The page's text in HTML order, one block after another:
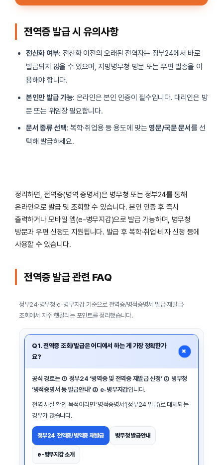
전역증 발급 시 유의사항
전산화 여부: 전산화 이전의 오래된 전역자는 정부24에서 바로
발급되지 않을 수 있으며, 지방병무청 방문 또는 우편 발송을 이
용해야 합니다.
본인만 발급 가능: 온라인은 본인 인증이 필수입니다. 대리인은 방
문 또는 위임장 필요합니다.
문서 종류 선택: 복학·취업용 등 용도에 맞는영문/국문 문서를 선
택해 발급하세요.
정리하면, 전역증(병역 증명서)은 병무청 또는 정부24를 통해
온라인으로 발급 및 조회할 수 있습니다. 본인 인증 후 즉시
출력하거나 모바일 앱(e-병무지갑)으로 발급 가능하며, 병무청
방문과 우편 신청도 지원됩니다. 발급 후 복학·취업·비자 신청 등에
사용할 수 있습니다.
전역증 발급 관련 FAQ
정부24·병무청·e-병무지갑 기준으로 전역증/병적증명서 발급·재발급·
조회에서 자주 헷갈리는 포인트를 정리했습니다.
Q1. 전역증 조회/발급은 어디에서 하는 게 가장 정확한가
요?
+
공식 경로는 ① 정부24 ‘병역증 및 전역증 재발급 신청’ ② 병무청
‘병적증명서 등 발급안내’ ③ e-병무지갑입니다.
전역 사실 확인 목적이라면 ‘병적증명서’(정부24 발급)로 대체되는
경우가 많습니다.
정부24 전역증/병역증 재발급 병무청 발급안내
e-병무지갑 소개